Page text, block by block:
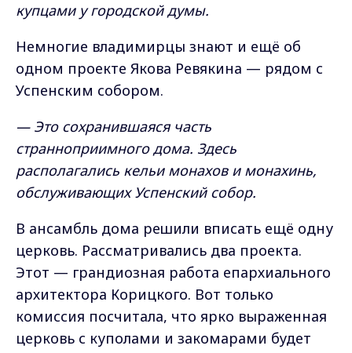
купцами у городской думы.
Немногие владимирцы знают и ещё об
одном проекте Якова Ревякина — рядом с
Успенским собором.
— Это сохранившаяся часть
странноприимного дома. Здесь
располагались кельи монахов и монахинь,
обслуживающих Успенский собор.
В ансамбль дома решили вписать ещё одну
церковь. Рассматривались два проекта.
Этот — грандиозная работа епархиального
архитектора Корицкого. Вот только
комиссия посчитала, что ярко выраженная
церковь с куполами и закомарами будет